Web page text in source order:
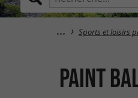
Sports et loisirs
Paint